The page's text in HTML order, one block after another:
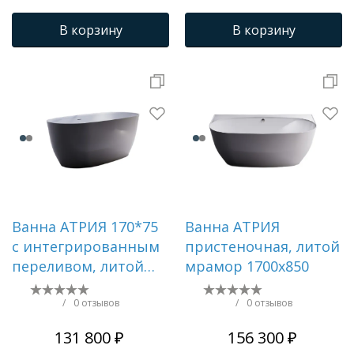
В корзину В корзину
Ванна АТРИЯ 170*75
с интегрированным
переливом, литой
мрамор 1700х750
/ 0 отзывов
131 800 ₽
Ванна АТРИЯ
пристеночная, литой
мрамор 1700х850
/ 0 отзывов
156 300 ₽